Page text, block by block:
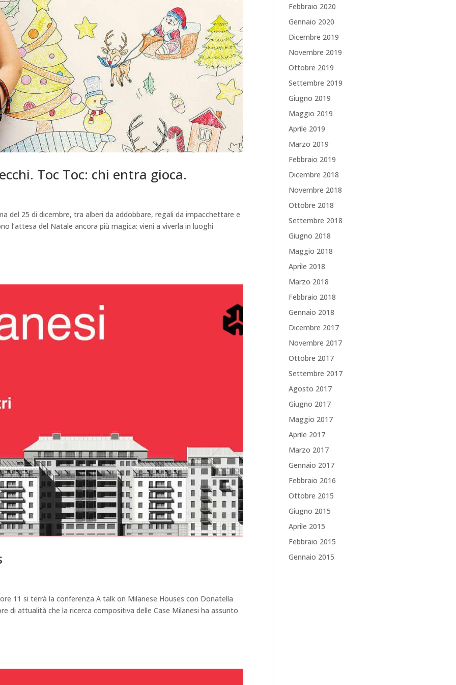
Toc Toc: chi entra gioca.
del 25 di dicembre, tra alberi da addobbare, regali da impacchettare e
l’attesa del Natale ancora più magica: vieni a viverla in luoghi
11 si terrà la conferenza A talk on Milanese Houses con Donatella
di attualità che la ricerca compositiva delle Case Milanesi ha assunto
Febbraio 2020
Gennaio 2020
Dicembre 2019
Novembre 2019
Ottobre 2019
Settembre 2019
Giugno 2019
Maggio 2019
Aprile 2019
Marzo 2019
Febbraio 2019
Dicembre 2018
Novembre 2018
Ottobre 2018
Settembre 2018
Giugno 2018
Maggio 2018
Aprile 2018
Marzo 2018
Febbraio 2018
Gennaio 2018
Dicembre 2017
Novembre 2017
Ottobre 2017
Settembre 2017
Agosto 2017
Giugno 2017
Maggio 2017
Aprile 2017
Marzo 2017
Gennaio 2017
Febbraio 2016
Ottobre 2015
Giugno 2015
Aprile 2015
Febbraio 2015
Gennaio 2015